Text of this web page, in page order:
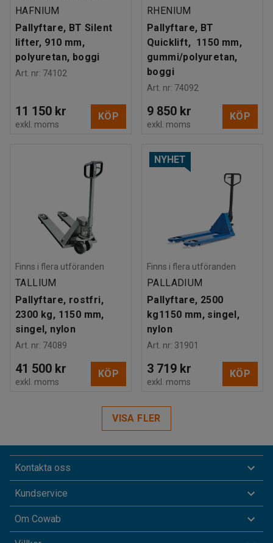
HAFNIUM
Pallyftare, BT Silent
lifter, 910 mm,
polyuretan, boggi
Art. nr: 74102
11 150 kr
exkl. moms
KÖP
RHENIUM
Pallyftare, BT
Quicklift, 1150 mm,
gummi/polyuretan,
boggi
Art. nr: 74092
9 850 kr
exkl. moms
KÖP
Finns i flera utföranden
TALLIUM
Pallyftare, rostfri,
2300 kg, 1150 mm,
singel, nylon
Art. nr: 74089
41 500 kr
exkl. moms
KÖP
NYHET
Finns i flera utföranden
PALLADIUM
Pallyftare, 2500
kg1150 mm, singel,
nylon
Art. nr: 31901
3 719 kr
exkl. moms
KÖP
VISA FLER
Kontakta oss
Kundservice
Om Cowab